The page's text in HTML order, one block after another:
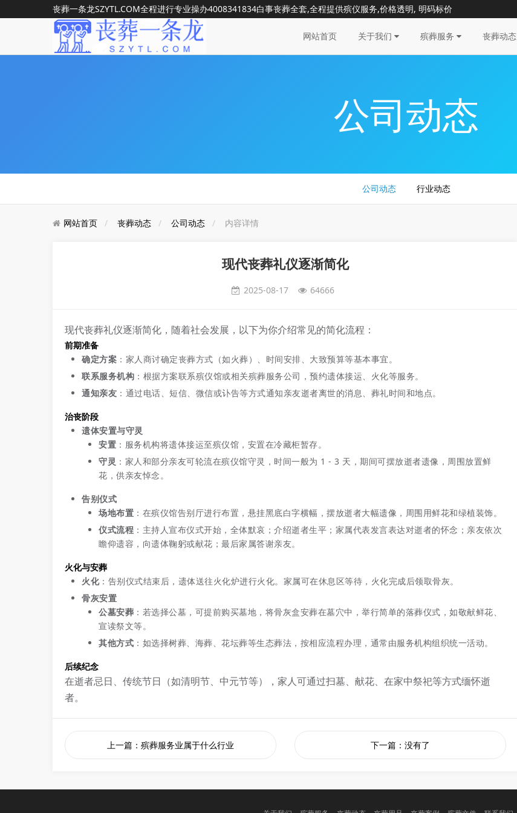
丧葬一条龙SZYTL.COM全程进行专业操办4008341834白事丧葬全套,全程提供殡仪服务,价格透明, 明码标价
网站首页 关于我们 殡葬服务 丧葬动态
公司动态
公司动态 行业动态
网站首页 丧葬动态 公司动态 内容详情
现代丧葬礼仪逐渐简化
2025-08-17 64666
现代丧葬礼仪逐渐简化，随着社会发展， 以下为你介绍常见的简化流程：
前期准备
确定方案 ：家人商讨确定丧葬方式（如火葬）、时间安排、大致预算等基本事宜。
联系服务机构 ：根据方案联系殡仪馆或相关殡葬服务公司，预约遗体接运、火化等服务。
通知亲友 ：通过电话、短信、微信或讣告等方式通知亲友逝者离世的消息、葬礼时间和地点。
治丧阶段
遗体安置与守灵
安置 ：服务机构将遗体接运至殡仪馆，安置在冷藏柜暂存。
守灵 ：家人和部分亲友可轮流在殡仪馆守灵，时间一般为 1 - 3 天，期间可摆放逝者遗像，周围放置鲜
花，供亲友悼念。
告别仪式
场地布置 ：在殡仪馆告别厅进行布置，悬挂黑底白字横幅，摆放逝者大幅遗像，周围用鲜花和绿植装饰。
仪式流程 ：主持人宣布仪式开始，全体默哀；介绍逝者生平；家属代表发言表达对逝者的怀念；亲友依次
瞻仰遗容，向遗体鞠躬或献花；最后家属答谢亲友。
火化与安葬
火化：告别仪式结束后，遗体送往火化炉进行火化。家属可在休息区等待，火化完成后领取骨灰。
骨灰安置
公墓安葬 ：若选择公墓，可提前购买墓地，将骨灰盒安葬在墓穴中，举行简单的落葬仪式，如敬献鲜花、
宣读祭文等。
其他方式 ：如选择树葬、海葬、花坛葬等生态葬法，按相应流程办理，通常由服务机构组织统一活动。
后续纪念
在逝者忌日、传统节日（如清明节、中元节等），家人可通过扫墓、献花、在家中祭祀等方式缅怀逝
者。
上一篇：殡葬服务业属于什么行业 下一篇：没有了